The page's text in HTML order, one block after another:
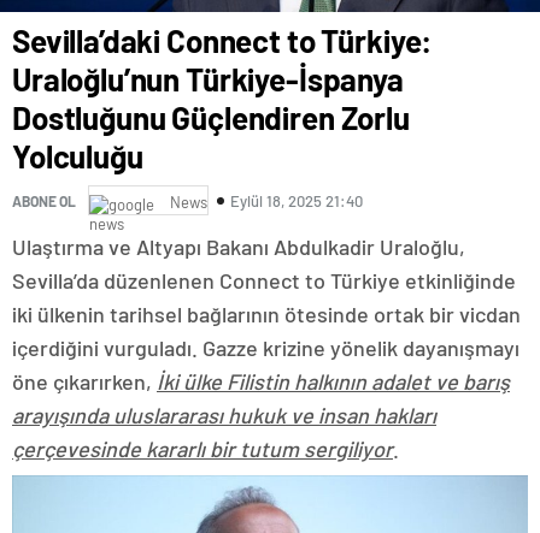
Sevilla’daki Connect to Türkiye:
Uraloğlu’nun Türkiye-İspanya
Dostluğunu Güçlendiren Zorlu
Yolculuğu
ABONE OL News Eylül 18, 2025 21:40
Ulaştırma ve Altyapı Bakanı Abdulkadir Uraloğlu,
Sevilla’da düzenlenen Connect to Türkiye etkinliğinde
iki ülkenin tarihsel bağlarının ötesinde ortak bir vicdan
içerdiğini vurguladı. Gazze krizine yönelik dayanışmayı
öne çıkarırken, İki ülke Filistin halkının adalet ve barış
arayışında uluslararası hukuk ve insan hakları
çerçevesinde kararlı bir tutum sergiliyor.